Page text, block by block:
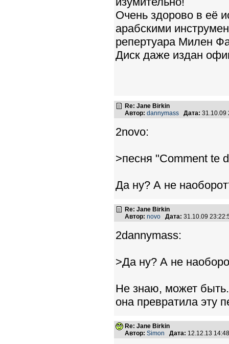
Очень здорово в её
арабскими
репертуара Милен
Диск даже издан
Re: Jane Birkin
Автор: dannymass Дата:
2novo:
>песня "Cоmment te
Да ну? А не
Re: Jane Birkin
Автор: novo Дата: 31.10.09
2dannymass:
>Да ну? А не
Не знаю, может
она превратила эту
Re: Jane Birkin
Автор: Simon Дата: 12.12.13